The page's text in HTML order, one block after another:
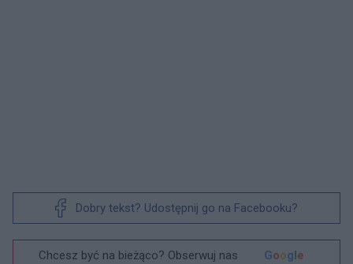
Dobry tekst? Udostępnij go na Facebooku?
Chcesz być na bieżąco? Obserwuj nas
Google